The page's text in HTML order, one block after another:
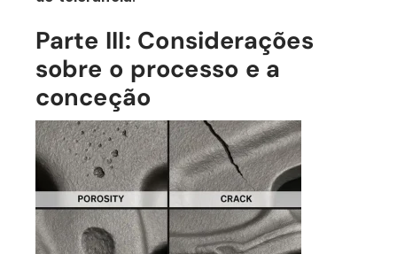
Parte III: Considerações
sobre o processo e a
conceção